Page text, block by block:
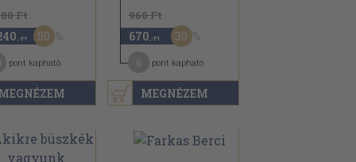
Ft
,-Ft 50
pont kapható
MEGNÉZEM
960 Ft
670 ,-Ft 30
pont kapható